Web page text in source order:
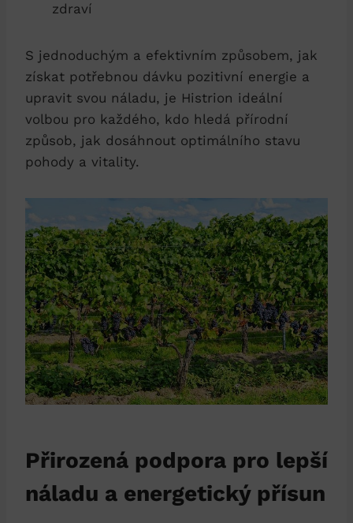
zdraví
S jednoduchým a efektivním způsobem, jak
získat potřebnou dávku pozitivní energie a
upravit svou náladu, je Histrion ideální
volbou pro každého, kdo hledá přírodní
způsob, jak dosáhnout optimálního stavu
pohody a vitality.
Přirozená podpora pro lepší
náladu a energetický přísun